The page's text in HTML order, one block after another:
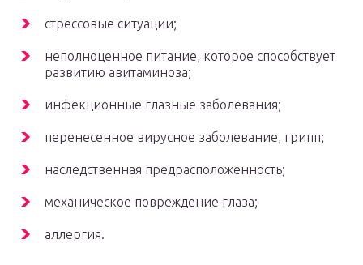
стрессовые ситуации;
неполноценное питание, которое способствует
развитию авитаминоза;
инфекционные глазные заболевания;
перенесенное вирусное заболевание, грипп;
наследственная предрасположенность;
механическое повреждение глаза;
аллергия.